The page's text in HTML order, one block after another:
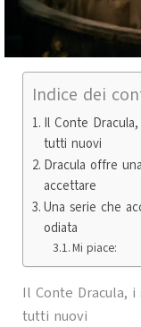
Indice dei
Il Conte
tutti nuovi
Dracula offre
accettare
Una serie che
odiata
Mi piace:
Il Conte Dracula,
tutti nuovi